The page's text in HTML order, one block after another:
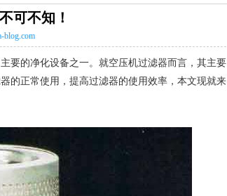
可不知！
blog.com
要的净化设备之一。就空压机过滤器而言，其主要
的正常使用，提高过滤器的使用效率，本文现就来